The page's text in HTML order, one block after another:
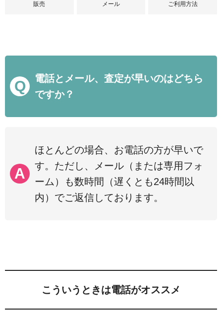
販売 メール ご利用方法
電話とメール、査定が早いのはどちら
ですか？
ほとんどの場合、お電話の方が早いで
す。ただし、メール（または専用フォ
ーム）も数時間（遅くとも24時間以
内）でご返信しております。
こういうときは電話がオススメ